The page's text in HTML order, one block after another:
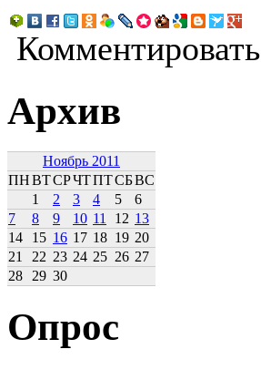
Комментировать
Архив
Ноябрь 2011
ПНВТСРЧТПТСБВС
1
2 3 4 5
6
7
8 9 10 11 12 13
14
15 16 17 18 19 20
21
22 23 24 25 26 27
28
29 30
Опрос